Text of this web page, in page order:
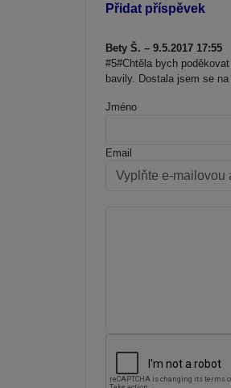
Přidat příspěvek
Bety Š. – 9.5.2017 17:55
#5#Chtěla bych
bavily. Dostala jsem se
Jméno
Email